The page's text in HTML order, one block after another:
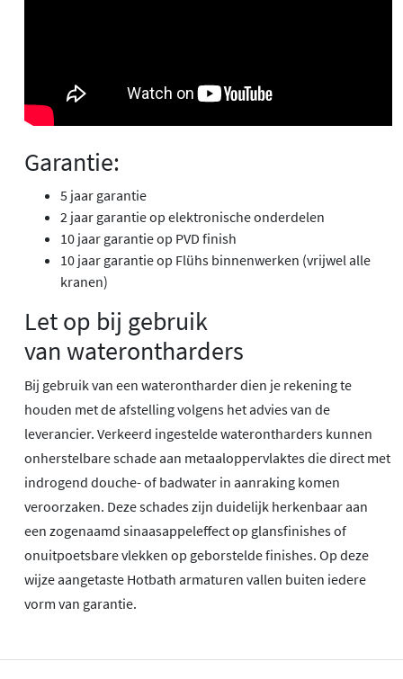
Garantie:
5 jaar garantie
2 jaar garantie op elektronische onderdelen
10 jaar garantie op PVD finish
10 jaar garantie op Flühs binnenwerken (vrijwel alle
kranen)
Let op bij gebruik
van waterontharders
Bij gebruik van een waterontharder dien je rekening te
houden met de afstelling volgens het advies van de
leverancier. Verkeerd ingestelde waterontharders kunnen
onherstelbare schade aan metaaloppervlaktes die direct met
indrogend douche- of badwater in aanraking komen
veroorzaken. Deze schades zijn duidelijk herkenbaar aan
een zogenaamd sinaasappeleffect op glansfinishes of
onuitpoetsbare vlekken op geborstelde finishes. Op deze
wijze aangetaste Hotbath armaturen vallen buiten iedere
vorm van garantie.